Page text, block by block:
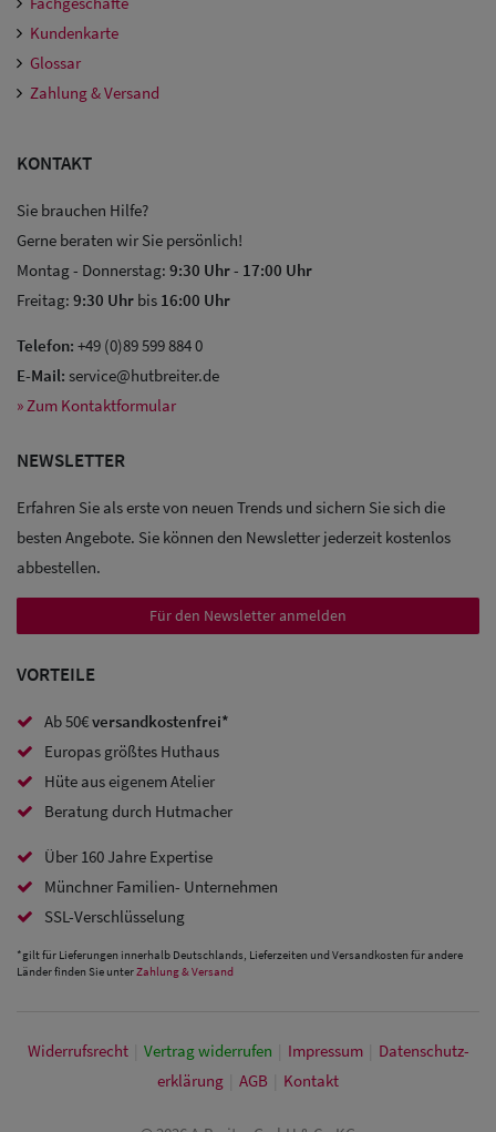
Sale: Caps
Sale:
Baseball
Sale: Army
Caps
Trucker
Caps
Sale: Caps
Kundenkarte
Glossar
Zahlung & Versand
KONTAKT
Sie brauchen Hilfe?
Gerne beraten wir Sie persönlich!
Montag - Donnerstag: 9:30 Uhr- 17:00 Uhr
Freitag: 9:30 Uhr bis 16:00 Uhr
Telefon: +49 (0)89 599 884 0
E-Mail: service@hutbreiter.de
» Zum Kontaktformular
NEWSLETTER
Erfahren Sie als erste von neuen Trends und sichern Sie sich die
besten Angebote. Sie können den Newsletter jederzeit kostenlos
abbestellen.
Für den Newsletter anmelden
VORTEILE
Ab 50€versandkostenfrei*
Europas größtes Huthaus
Hüte aus eigenem Atelier
Beratung durch Hutmacher
Über 160 Jahre Expertise
Münchner Familien- Unternehmen
SSL-Verschlüsselung
*gilt für Lieferungen innerhalb Deutschlands, Lieferzeiten und Versandkosten für andere
Länder finden Sie unter Zahlung & Versand
Widerrufs­recht Vertrag widerrufen Impressum
Daten­schutz­
erklärung
AGB Kontakt